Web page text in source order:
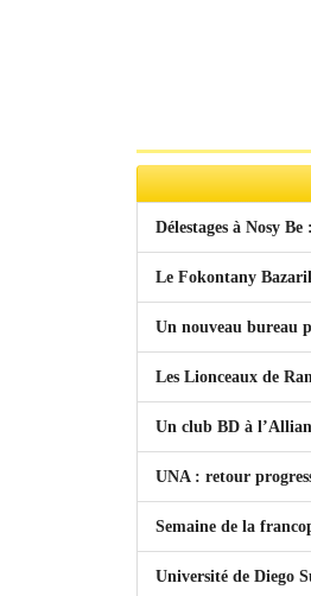
Délestages à Nosy
Le Fokontany
Un nouveau bureau
Les Lionceaux de
Un club BD à
UNA : retour
Semaine de la
Université de Diego